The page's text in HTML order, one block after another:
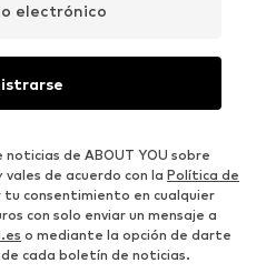
electrónico
de ABOUT YOU sobre
de acuerdo con la Política de
tu consentimiento en cualquier
con solo enviar un mensaje a
o mediante la opción de darte
cada boletín de noticias.